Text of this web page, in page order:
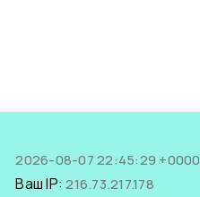
2026-08-07 22:45:29 +0000
Ваш IP:216.73.217.178